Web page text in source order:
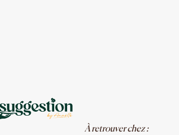
À retrouver chez :